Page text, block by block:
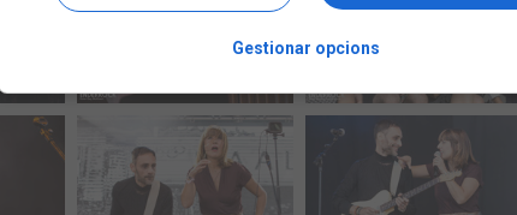
Gestionar opcions